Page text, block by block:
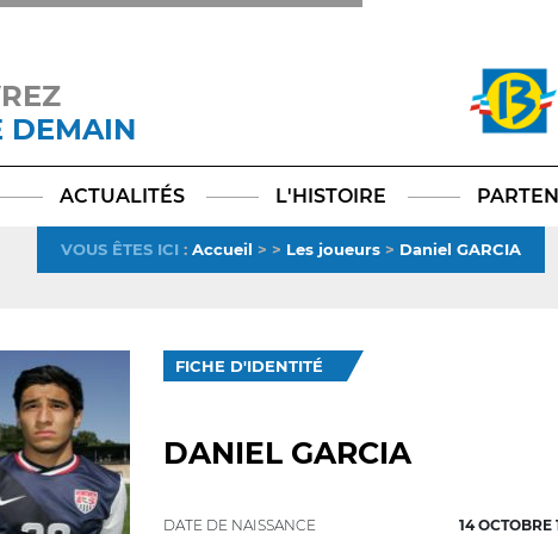
DEMAIN
TikTokLinkedIn
X
ACTUALITÉS L'HISTOIRE
VOUS ÊTES ICI : Accueil > > Les joueurs > Daniel GARCIA
FICHE D'IDENTITÉ
DANIEL GARCIA
DATE DE NAISSANCE 14 OCTOBRE